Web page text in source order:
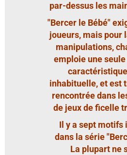
par-dessus les
"Bercer le Bébé"
joueurs, mais pour
manipulations,
emploie une seule
inhabituelle, et est
rencontrée dans
de jeux de ficelle
Il y a sept motifs
dans la série
La plupart ne